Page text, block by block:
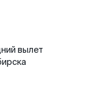
вылет